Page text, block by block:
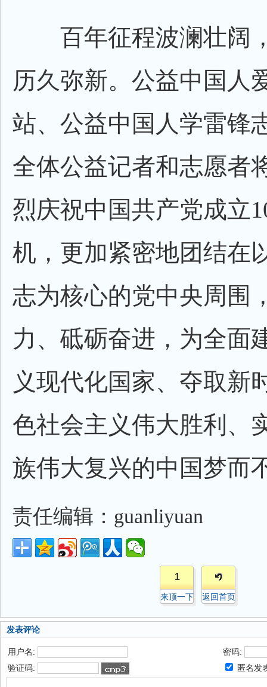
百年征程波澜壮阔
历久弥新。公益中国人
站、公益中国人学雷锋
全体公益记者和志愿者
烈庆祝中国共产党成立
机，更加紧密地团结在
志为核心的党中央周围
力、砥砺奋进，为全面
义现代化国家、夺取新
色社会主义伟大胜利、
族伟大复兴的中国梦而
责任编辑：guanliyuan
1
来顶一下 返回首页
发表评论
用户名:
密码:
验证码:
匿名发